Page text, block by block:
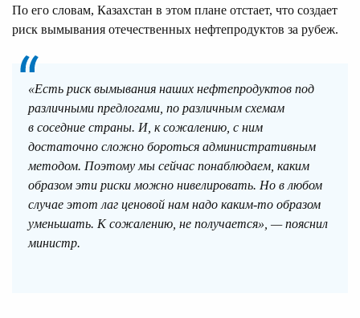
По его словам, Казахстан в этом плане отстает, что создает
риск вымывания отечественных нефтепродуктов за рубеж.
«Есть риск вымывания наших нефтепродуктов под
различными предлогами, по различным схемам
в соседние страны. И, к сожалению, с ним
достаточно сложно бороться административным
методом. Поэтому мы сейчас понаблюдаем, каким
образом эти риски можно нивелировать. Но в любом
случае этот лаг ценовой нам надо каким-то образом
уменьшать. К сожалению, не получается», — пояснил
министр.